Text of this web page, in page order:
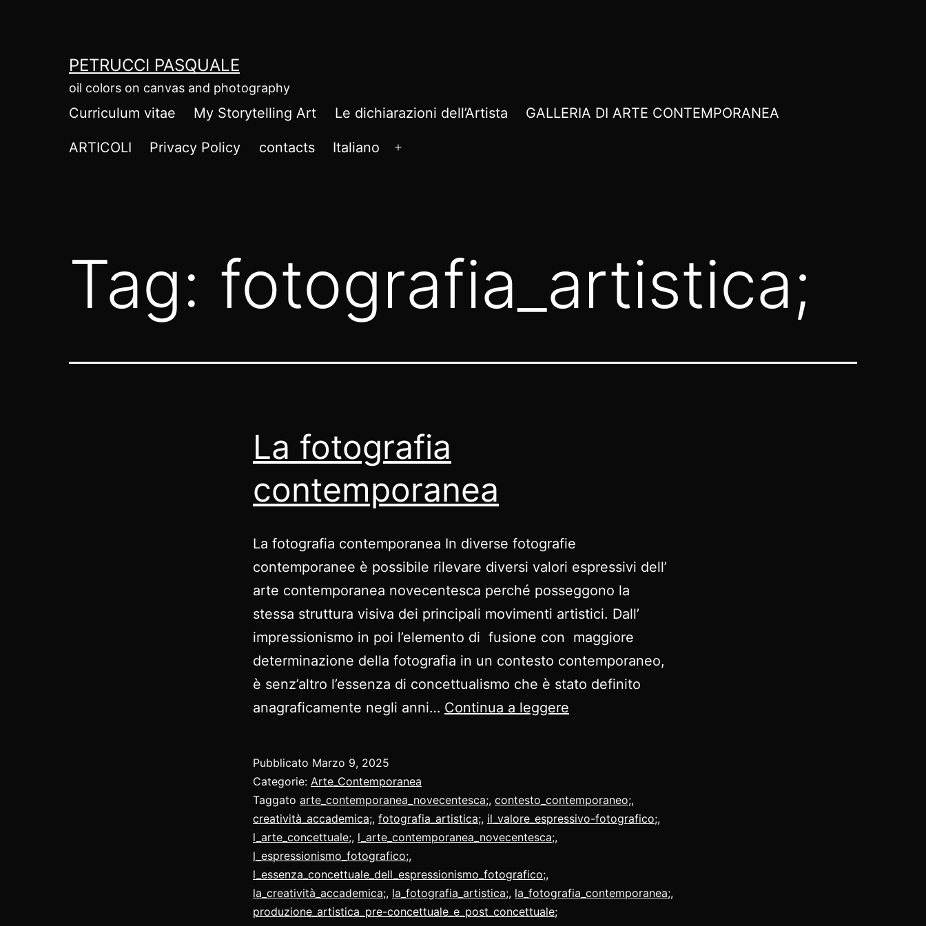
PETRUCCI PASQUALE
oil colors on canvas and photography
Curriculum vitae My Storytelling Art Le dichiarazioni dell’Artista GALLERIA DI ARTE CONTEMPORANEA
ARTICOLI Privacy Policy contacts Italiano
Tag: fotografia_artistica;
La fotografia
contemporanea
La fotografia contemporanea In diverse fotografie
contemporanee è possibile rilevare diversi valori espressivi dell’
arte contemporanea novecentesca perché posseggono la
stessa struttura visiva dei principali movimenti artistici. Dall’
impressionismo in poi l’elemento di fusione con maggiore
determinazione della fotografia in un contesto contemporaneo,
è senz’altro l’essenza di concettualismo che è stato definito
anagraficamente negli anni… Continua a leggere
Pubblicato Marzo 9, 2025
Categorie: Arte_Contemporanea
Taggato arte_contemporanea_novecentesca;, contesto_contemporaneo;,
creatività_accademica;, fotografia_artistica;, il_valore_espressivo-fotografico;,
l_arte_concettuale;, l_arte_contemporanea_novecentesca;,
l_espressionismo_fotografico;,
l_essenza_concettuale_dell_espressionismo_fotografico;,
la_creatività_accademica;, la_fotografia_artistica;, la_fotografia_contemporanea;,
produzione_artistica_pre-concettuale_e_post_concettuale;